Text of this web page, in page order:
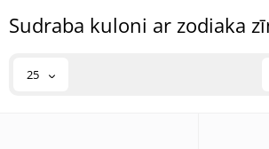
Sudraba kuloni ar zodiaka
25